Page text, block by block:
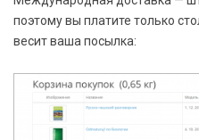
поэтому вы платите только
весит ваша посылка: